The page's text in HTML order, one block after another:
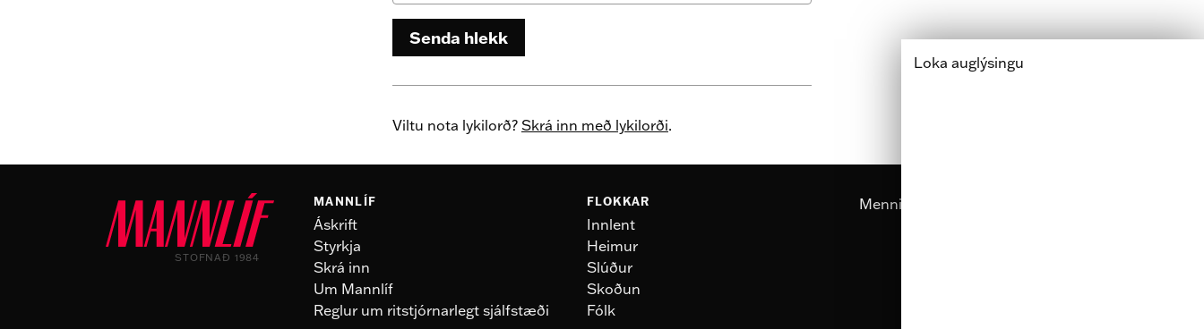
Senda hlekk
Viltu nota lykilorð? Skrá inn með lykilorði.
STOFNAÐ 1984
MANNLÍF
Áskrift
Styrkja
Skrá inn
Um Mannlíf
Reglur um ritstjórnarlegt sjálfstæði
FLOKKAR
Innlent
Heimur
Slúður
Skoðun
Fólk
Menning
Loka auglýsingu